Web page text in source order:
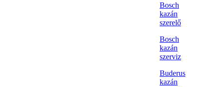
Bosch
kazán
szerelő
Bosch
kazán
szerviz
Buderus
kazán